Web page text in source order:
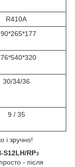
R410A
30/34/36
9 / 35
і зручно!
S12LH/RPз
- після